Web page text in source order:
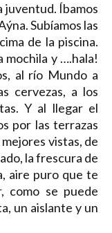
juventud. Íbamos
Subíamos las
de la piscina.
mochila y ….hala!
al río Mundo a
cervezas, a los
Y al llegar el
por las terrazas
vistas, de
la frescura de
aire puro que te
como se puede
un aislante y un